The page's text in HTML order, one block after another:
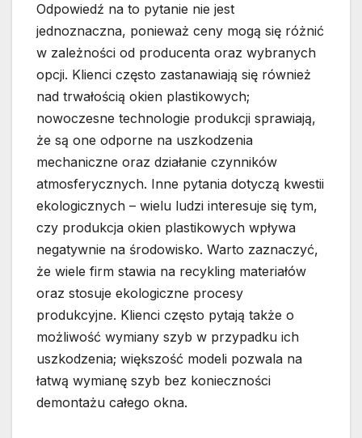
Odpowiedź na to pytanie nie jest
jednoznaczna, ponieważ ceny mogą się różnić
w zależności od producenta oraz wybranych
opcji. Klienci często zastanawiają się również
nad trwałością okien plastikowych;
nowoczesne technologie produkcji sprawiają,
że są one odporne na uszkodzenia
mechaniczne oraz działanie czynników
atmosferycznych. Inne pytania dotyczą kwestii
ekologicznych – wielu ludzi interesuje się tym,
czy produkcja okien plastikowych wpływa
negatywnie na środowisko. Warto zaznaczyć,
że wiele firm stawia na recykling materiałów
oraz stosuje ekologiczne procesy
produkcyjne. Klienci często pytają także o
możliwość wymiany szyb w przypadku ich
uszkodzenia; większość modeli pozwala na
łatwą wymianę szyb bez konieczności
demontażu całego okna.